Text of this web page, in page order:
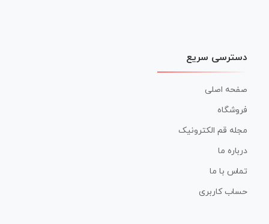
دسترسی سریع
صفحه اصلی
فروشگاه
مجله قم الکترونیک
درباره ما
تماس با ما
حساب کاربری